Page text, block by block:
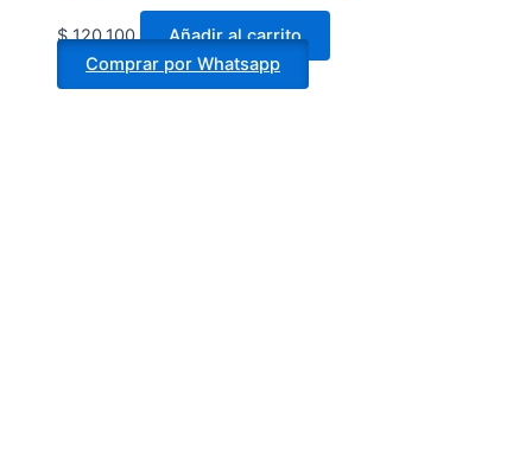
$120.100
Añadir al carrito
Comprar por Whatsapp